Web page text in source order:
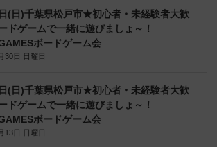
(日)千葉県松戸市★初心者・未経験者大歓
ドゲームで一緒に遊びましょ～！
ボードゲーム会
30日 日曜日
(日)千葉県松戸市★初心者・未経験者大歓
ドゲームで一緒に遊びましょ～！
ボードゲーム会
13日 日曜日